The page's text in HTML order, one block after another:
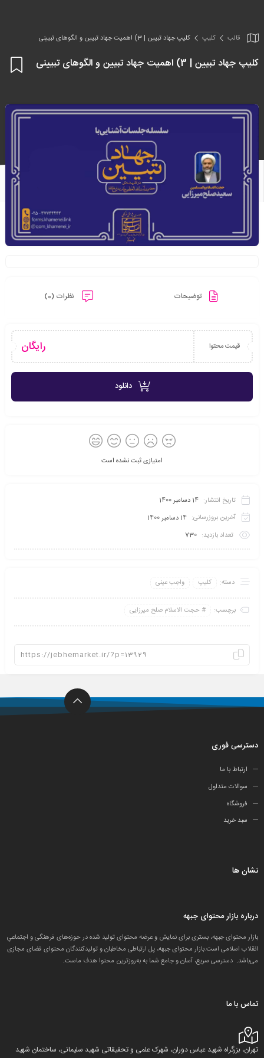
قالب کلیپ کلیپ جهاد تبیین | 3) اهمیت جهاد تبیین و الگوهای تبیینی
کلیپ جهاد تبیین | 3) اهمیت جهاد تبیین و الگوهای تبیینی
توضیحات نظرات (0)
قیمت محتوا رایگان
دانلود
امتیازی ثبت نشده است
تاریخ انتشار: 14 دسامبر 1400
آخرین بروزرسانی: 14 دسامبر 1400
تعداد بازدید: 730
دسته: کلیپ واجب عینی
برچسب: حجت الاسلام صلح میرزایی
دسترسی فوری
ارتباط با ما
سوالات متداول
فروشگاه
سبد خرید
نشان ها
درباره بازار محتوای جبهه
بازار محتوای جبهه، بستری برای نمایش و عرضه محتوای تولید شده در حوزه‌های فرهنگی و اجتماعیِ
انقلاب اسلامی است.بازار محتوای جبهه، پل ارتباطی مخاطبان و تولید‌کنندگان محتوای فضای مجازی
می‌باشد. دسترسی سریع، آسان و جامع شما به به‌روزترین محتوا هدف ماست.
تماس با ما
تهران، بزرگراه شهید عباس دوران، شهرک علمی و تحقیقاتی شهید سلیمانی، ساختمان شهید